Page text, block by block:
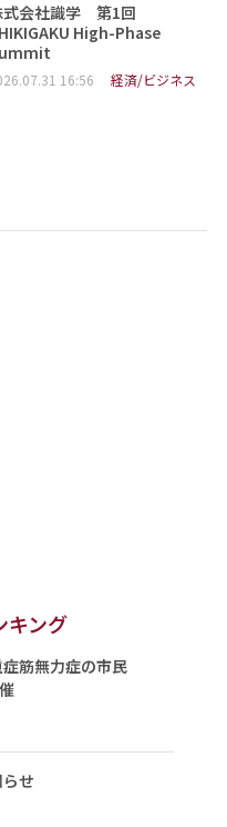
式会社識学 第1回
High-Phase
16:56 経済/ビジネス
キング
筋無力症の市民
せ